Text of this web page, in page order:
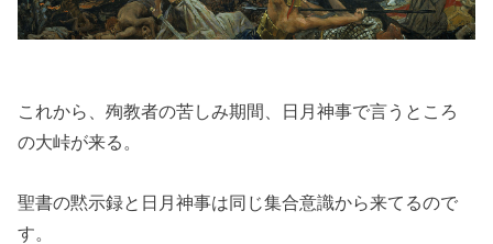
これから、殉教者の苦しみ期間、日月神事で言うところ
の大峠が来る。
聖書の黙示録と日月神事は同じ集合意識から来てるので
す。